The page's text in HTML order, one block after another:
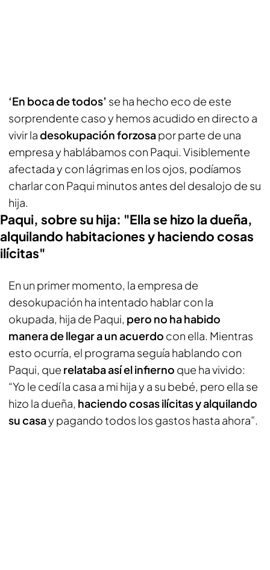
‘En boca de todos’ se ha hecho eco de este
sorprendente caso y hemos acudido en directo a
vivir ladesokupación forzosapor parte de una
empresa y hablábamos con Paqui. Visiblemente
afectada y con lágrimas en los ojos, podíamos
charlar con Paqui minutos antes del desalojo de su
hija.
Paqui, sobre su hija: "Ella se hizo la dueña,
alquilando habitaciones y haciendo cosas
ilícitas"
En un primer momento, la empresa de
desokupación ha intentado hablar con la
okupada, hija de Paqui, pero no ha habido
manera de llegar a un acuerdo con ella. Mientras
esto ocurría, el programa seguía hablando con
Paqui, que relataba así el infierno que ha vivido:
“Yo le cedí la casa a mi hija y a su bebé, pero ella se
hizo la dueña, haciendo cosas ilícitas y alquilando
su casay pagando todos los gastos hasta ahora”.